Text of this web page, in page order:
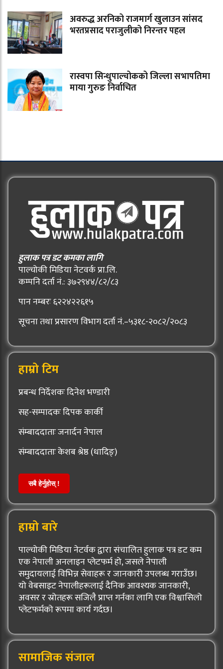
अवरुद्ध अरनिको राजमार्ग खुलाउन सांसद
भरतप्रसाद पराजुलीको निरन्तर पहल
रास्वपा सिन्धुपाल्चोकको जिल्ला सभापतिमा
माया गुरुङ निर्वाचित
हुलाक पत्र डट कमका लागि
पाल्चोकी मिडिया नेटवर्क प्रा.लि.
कम्पनि दर्ता नं.: ३७२९४४/८२/८३
पान नम्बरः ६२२४२२६१५
सूचना तथा प्रसारण विभाग दर्ता नं.–५३१८-२०८२/२०८३
हाम्रो टिम
प्रबन्ध निर्देशकः दिनेश भण्डारी
सह-सम्पादकः दिपक कार्की
संम्बाददाताः जनार्दन नेपाल
संम्बाददाताः केशब श्रेष्ठ (धादिङ्)
सबै हेर्नुहोस् !
हाम्रो बारे
पाल्चोकी मिडिया नेटर्वक द्वारा संचालित हुलाक पत्र डट कम
एक नेपाली अनलाइन प्लेटफर्म हो, जसले नेपाली
समुदायलाई विभिन्न सेवाहरू र जानकारी उपलब्ध गराउँछ।
यो वेबसाइट नेपालीहरूलाई दैनिक आवश्यक जानकारी,
अवसर र स्रोतहरू सजिलै प्राप्त गर्नका लागि एक विश्वासिलो
प्लेटफर्मको रूपमा कार्य गर्दछ।
सामाजिक संजाल